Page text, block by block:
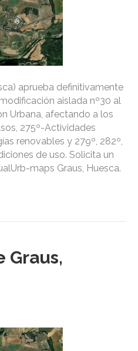
aprueba definitivamente
aislada nº30 al
Urbana, afectando a los
275º-Actividades
renovables y 279º, 282º,
de uso. Solicita un
maps Graus, Huesca.
Graus,